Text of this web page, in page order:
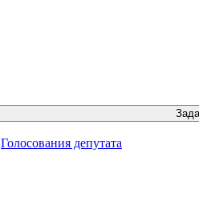
Голосования депутата